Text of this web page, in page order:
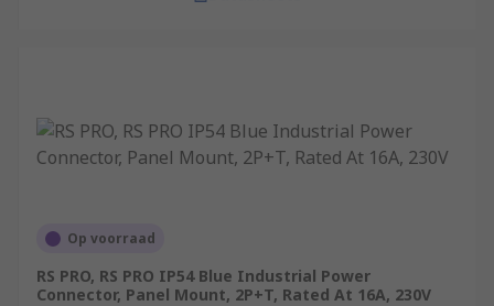
Op voorraad
RS PRO, RS PRO IP54 Blue Industrial Power
Connector, Panel Mount, 2P+T, Rated At 16A, 230V